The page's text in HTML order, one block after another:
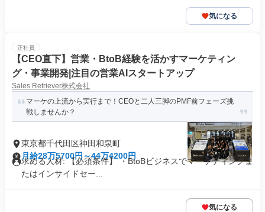
気になる
正社員
【CEO直下】営業・BtoB経験を活かすマーケティン
グ・事業開発|注目の営業AIスタートアップ
Sales Retriever株式会社
マーケの上流から実行まで！CEOと二人三脚のPMF前フェーズ挑
戦しませんか？
東京都千代田区神田和泉町
月給28万5700円～44万4200円
求める人材: 【必須条件】 ・BtoBビジネスでマーケティングま
たはインサイドセー...
気になる